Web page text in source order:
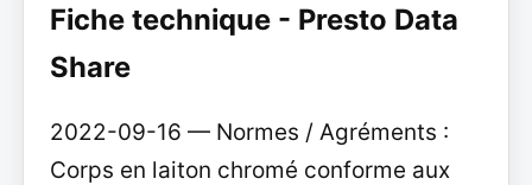
Fiche technique - Presto Data
Share
2022-09-16 — Normes / Agréments :
Corps en laiton chromé conforme aux